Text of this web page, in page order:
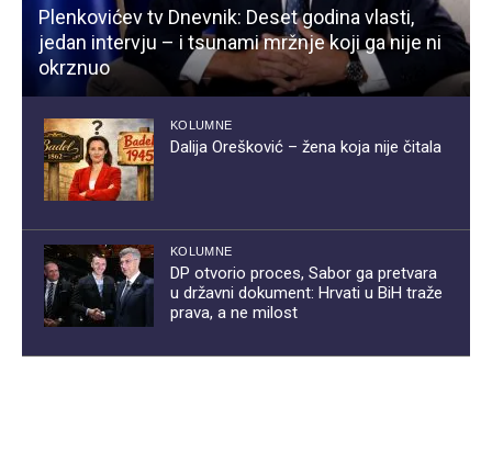
Plenkovićev tv Dnevnik: Deset godina vlasti,
jedan intervju – i tsunami mržnje koji ga nije ni
okrznuo
KOLUMNE
Dalija Orešković – žena koja nije čitala
KOLUMNE
DP otvorio proces, Sabor ga pretvara
u državni dokument: Hrvati u BiH traže
prava, a ne milost